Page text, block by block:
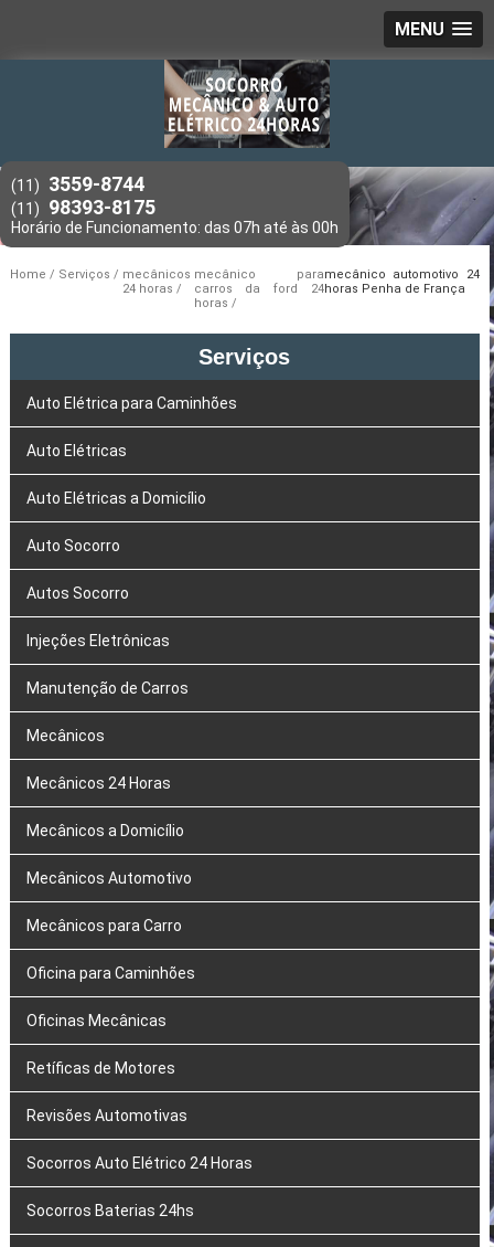
MENU
(11) 3559-8744
(11) 98393-8175
Home Serviços
mecânicos
24 horas
mecânico para
carros da ford 24
horas
mecânico automotivo 24
horas Penha de França
Serviços
Auto Elétrica para Caminhões
Auto Elétricas
Auto Elétricas a Domicílio
Auto Socorro
Autos Socorro
Injeções Eletrônicas
Manutenção de Carros
Mecânicos
Mecânicos 24 Horas
Mecânicos a Domicílio
Mecânicos Automotivo
Mecânicos para Carro
Oficina para Caminhões
Oficinas Mecânicas
Retíficas de Motores
Revisões Automotivas
Socorros Auto Elétrico 24 Horas
Socorros Baterias 24hs